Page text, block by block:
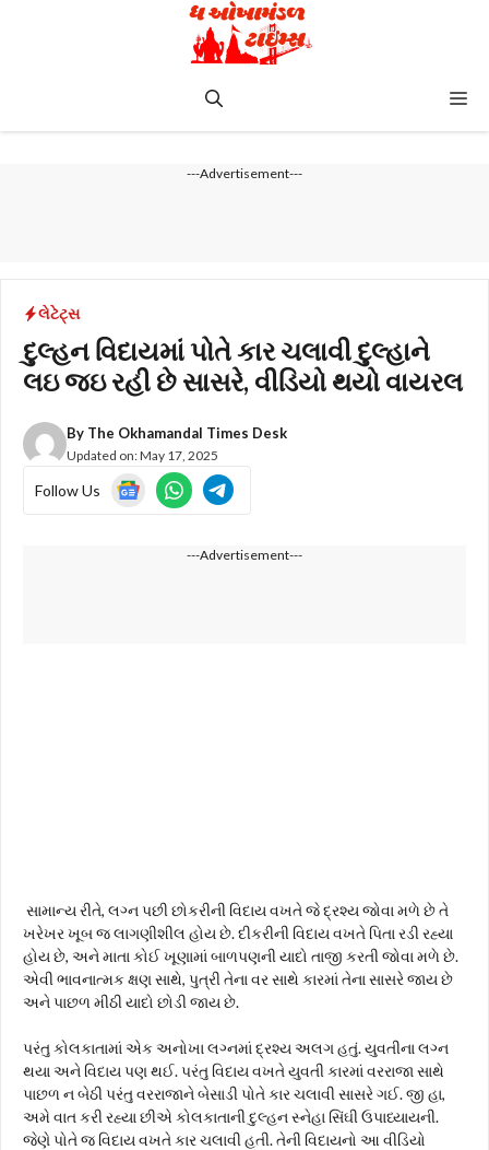
---Advertisement---
લેટેટ્સ
દુલ્હન વિદાયમાં પોતે કાર ચલાવી દુલ્હાને
લઇ જઇ રહી છે સાસરે, વીડિયો થયો વાયરલ
By The Okhamandal Times Desk
Updated on:May 17, 2025
Follow Us
---Advertisement---
સામાન્ય રીતે, લગ્ન પછી છોકરીની વિદાય વખતે જે દ્રશ્ય જોવા મળે છે તે
ખરેખર ખૂબ જ લાગણીશીલ હોય છે. દીકરીની વિદાય વખતે પિતા રડી રહ્યા
હોય છે, અને માતા કોઈ ખૂણામાં બાળપણની યાદો તાજી કરતી જોવા મળે છે.
એવી ભાવનાત્મક ક્ષણ સાથે, પુત્રી તેના વર સાથે કારમાં તેના સાસરે જાય છે
અને પાછળ મીઠી યાદો છોડી જાય છે.
પરંતુ કોલકાતામાં એક અનોખા લગ્નમાં દ્રશ્ય અલગ હતું. યુવતીના લગ્ન
થયા અને વિદાય પણ થઈ. પરંતુ વિદાય વખતે યુવતી કારમાં વરરાજા સાથે
પાછળ ન બેઠી પરંતુ વરરાજાને બેસાડી પોતે કાર ચલાવી સાસરે ગઈ. જી હા,
અમે વાત કરી રહ્યા છીએ કોલકાતાની દુલ્હન સ્નેહા સિંઘી ઉપાધ્યાયની.
જેણે પોતે જ વિદાય વખતે કાર ચલાવી હતી. તેની વિદાયનો આ વીડિયો